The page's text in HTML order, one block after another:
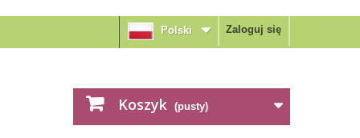
Zaloguj się
Polski
Koszyk (pusty)